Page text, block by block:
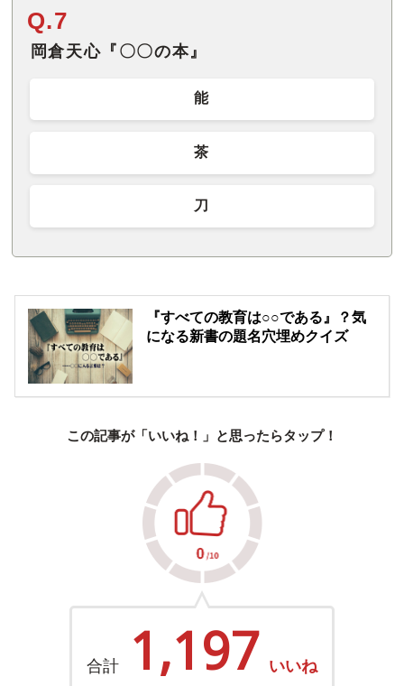
Q.7
岡倉天心『〇〇の本』
能
茶
刀
『すべての教育は○○である』？気
になる新書の題名穴埋めクイズ
この記事が「いいね！」と思ったらタップ！
合計 1,197 いいね